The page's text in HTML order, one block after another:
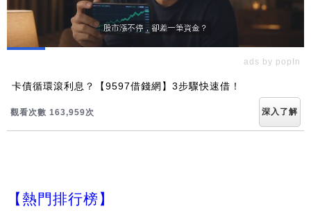
ads by popIn
卡債循環滾利息？【9597借錢網】3步驟快速借！
觀看次數 163,959次 深入了解
【熱門排行榜】